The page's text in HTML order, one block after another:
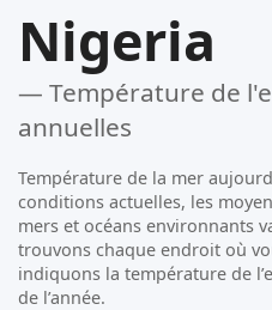
Nigeria
— Température de
annuelles
Température de la mer
conditions actuelles, les
mers et océans environnants
trouvons chaque endroit où
indiquons la température de
de l’année.